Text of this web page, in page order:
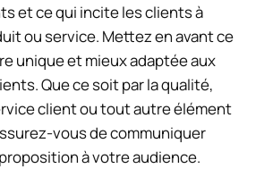
et ce qui incite les clients à
ou service. Mettez en avant ce
unique et mieux adaptée aux
Que ce soit par la qualité,
client ou tout autre élément
vous de communiquer
à votre audience.